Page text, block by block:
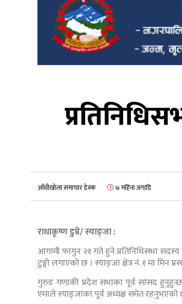
आँधीखोला समाचार डेस्क ७ महिना अगाडि
राधाकृष्ण डुम्रे/ स्याङ्जा :
आगामी फागुन २१ गते हुने प्रतिनिधिसभा
टुङ्गो लगाएको छ । स्याङ्जा क्षेत्र नं. १ मा मिन
गुरुङ गण्डकी प्रदेश सभाका पूर्व सांसद
एमाले स्याङ्जाका पूर्व अध्यक्ष समेत रहनुभएको